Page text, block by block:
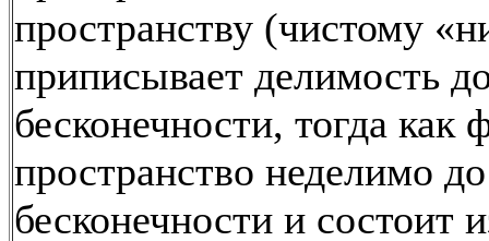
пространству (чистому
приписывает делимость
бесконечности, тогда как
пространство неделимо до
бесконечности и состоит